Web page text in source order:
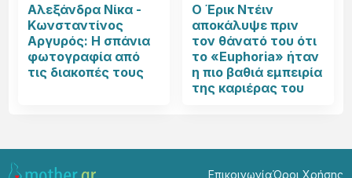
Αλεξάνδρα Νίκα -
Κωνσταντίνος
Αργυρός: Η σπάνια
φωτογραφία από
τις διακοπές τους
Ο Έρικ Ντέιν
αποκάλυψε πριν
τον θάνατό του ότι
το «Euphoria» ήταν
η πιο βαθιά εμπειρία
της καριέρας του
ΕπικοινωνίαΌροι Χρήσης